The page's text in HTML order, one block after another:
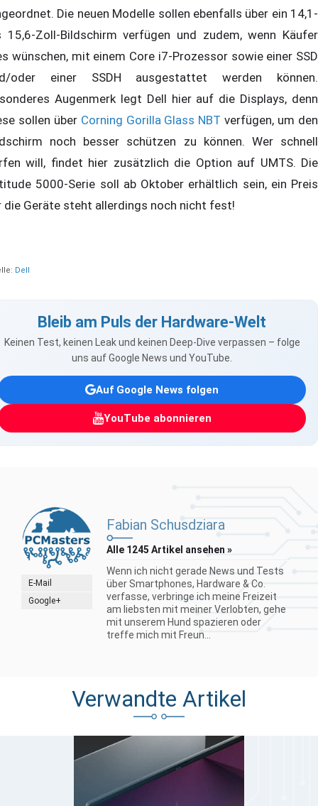
Die neuen Modelle sollen ebenfalls über ein 14,1-
15,6-Zoll-Bildschirm verfügen und zudem, wenn Käufer
wünschen, mit einem Core i7-Prozessor sowie einer SSD
oder einer SSDH ausgestattet werden können.
Augenmerk legt Dell hier auf die Displays, denn
sollen über Corning Gorilla Glass NBT verfügen, um den
noch besser schützen zu können. Wer schnell
will, findet hier zusätzlich die Option auf UMTS. Die
5000-Serie soll ab Oktober erhältlich sein, ein Preis
die Geräte steht allerdings noch nicht fest!
Dell
Bleib am Puls der Hardware-Welt
Keinen Test, keinen Leak und keinen Deep-Dive verpassen – folge
uns auf Google News und YouTube.
Auf Google News folgen
YouTube abonnieren
E-Mail
Google+
Fabian Schusdziara
Alle 1245 Artikel ansehen »
Wenn ich nicht gerade News und Tests
über Smartphones, Hardware & Co.
verfasse, verbringe ich meine Freizeit
am liebsten mit meiner Verlobten, gehe
mit unserem Hund spazieren oder
treffe mich mit Freun...
Verwandte Artikel